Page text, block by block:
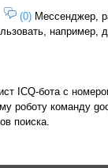
(0) Мессенджер,
например,
ICQ-бота с
роботу команду
поиска.